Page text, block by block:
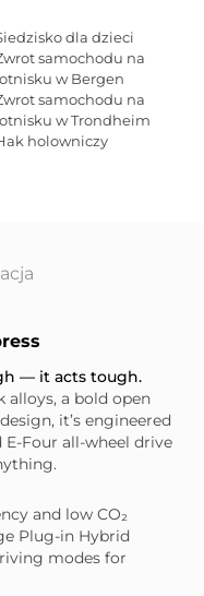
dla dzieci
samochodu na
w Bergen
samochodu na
w Trondheim
holowniczy
— it acts tough.
alloys, a bold open
it’s engineered
Four all-wheel drive
and low CO₂
Plug-in Hybrid
modes for